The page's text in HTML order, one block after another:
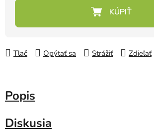
Tlač Opýtať sa Strážiť Zdieľať
Popis
Diskusia